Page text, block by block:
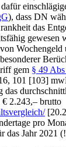
), dass DN
das
gewesen
Wochengeld
gem § 49
101 [103]
das
2.243,– brutto
pro
das Jahr 2021